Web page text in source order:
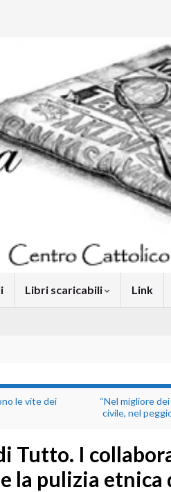
Libri scaricabili Link
le vite dei
“Nel migliore
civile, nel
Tutto. I
la pulizia etnica